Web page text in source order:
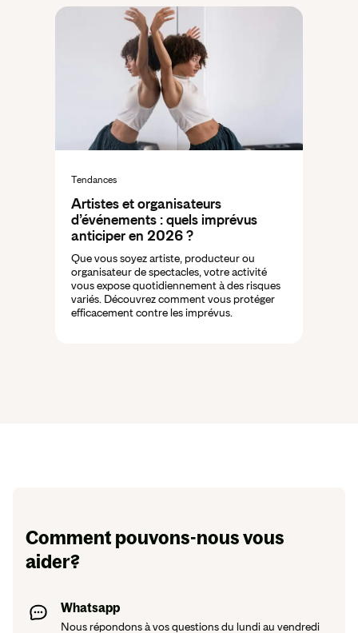
Tendances
Artistes et organisateurs
d’événements : quels imprévus
anticiper en 2026 ?
Que vous soyez artiste, producteur ou
organisateur de spectacles, votre activité
vous expose quotidiennement à des risques
variés. Découvrez comment vous protéger
efficacement contre les imprévus.
Comment pouvons-nous vous
aider?
Whatsapp
Nous répondons à vos questions du lundi au vendredi